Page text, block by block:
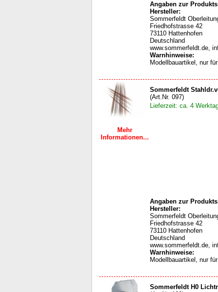
Angaben zur
Hersteller:
Sommerfeldt
Friedhofstrasse 42
73110 Hattenhofen
Deutschland
www.sommerfeldt.de,
Warnhinweise:
Modellbauartikel, nur
Mehr
Informationen...
Sommerfeldt
(Art.Nr. 097)
Lieferzeit: ca. 4
Angaben zur
Hersteller:
Sommerfeldt
Friedhofstrasse 42
73110 Hattenhofen
Deutschland
www.sommerfeldt.de,
Warnhinweise:
Modellbauartikel, nur
Sommerfeldt H0